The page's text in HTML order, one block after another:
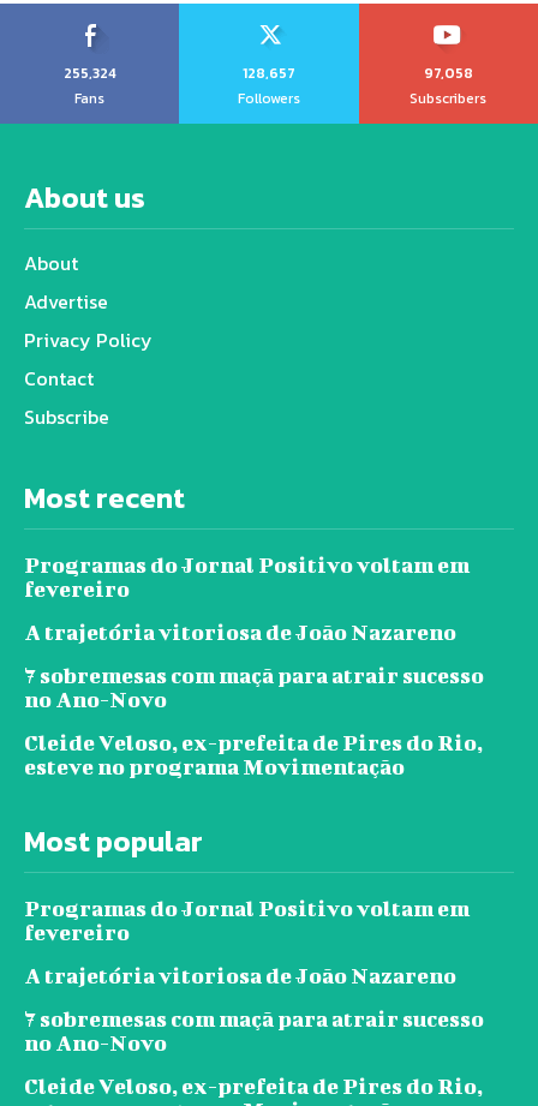
255,324
Fans
128,657
Followers
97,058
Subscribers
About us
About
Advertise
Privacy Policy
Contact
Subscribe
Most recent
Programas do Jornal Positivo voltam em
fevereiro
A trajetória vitoriosa de João Nazareno
7 sobremesas com maçã para atrair sucesso
no Ano-Novo
Cleide Veloso, ex-prefeita de Pires do Rio,
esteve no programa Movimentação
Most popular
Programas do Jornal Positivo voltam em
fevereiro
A trajetória vitoriosa de João Nazareno
7 sobremesas com maçã para atrair sucesso
no Ano-Novo
Cleide Veloso, ex-prefeita de Pires do Rio,